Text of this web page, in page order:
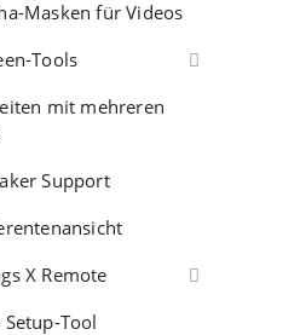
Masken für Videos
Tools
mit mehreren
Support
X Remote
Tool